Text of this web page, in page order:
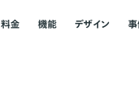
料金 機能 デザイン 事